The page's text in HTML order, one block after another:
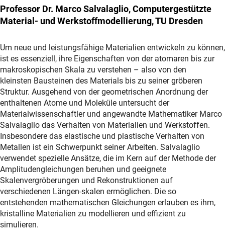
Professor Dr. Marco Salvalaglio, Computergestützte
Material- und Werkstoffmodellierung, TU Dresden
Um neue und leistungsfähige Materialien entwickeln zu können,
ist es essenziell, ihre Eigenschaften von der atomaren bis zur
makroskopischen Skala zu verstehen – also von den
kleinsten Bausteinen des Materials bis zu seiner gröberen
Struktur. Ausgehend von der geometrischen Anordnung der
enthaltenen Atome und Moleküle untersucht der
Materialwissenschaftler und angewandte Mathematiker Marco
Salvalaglio das Verhalten von Materialien und Werkstoffen.
Insbesondere das elastische und plastische Verhalten von
Metallen ist ein Schwerpunkt seiner Arbeiten. Salvalaglio
verwendet spezielle Ansätze, die im Kern auf der Methode der
Amplitudengleichungen beruhen und geeignete
Skalenvergröberungen und Rekonstruktionen auf
verschiedenen Längen-skalen ermöglichen. Die so
entstehenden mathematischen Gleichungen erlauben es ihm,
kristalline Materialien zu modellieren und effizient zu
simulieren.